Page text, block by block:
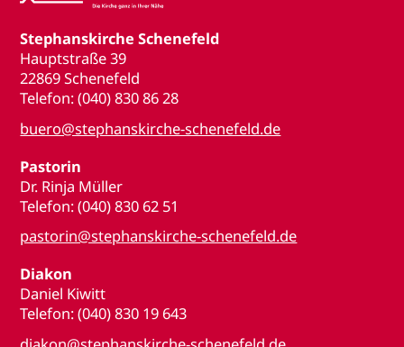
Stephanskirche Schenefeld
Hauptstraße 39
22869 Schenefeld
Telefon: (040) 830 86 28
buero@stephanskirche-schenefeld.de
Pastorin
Dr. Rinja Müller
Telefon: (040) 830 62 51
pastorin@stephanskirche-schenefeld.de
Diakon
Daniel Kiwitt
Telefon: (040) 830 19 643